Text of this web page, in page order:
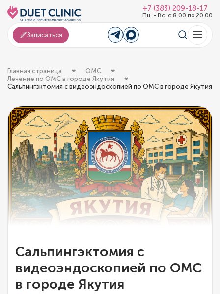
+7 (383) 209-18-17
Пн. - Вс. с 8.00 по 20.00
Записаться
Главная страница
ОМС
Лечение по ОМС в городе Якутия
Сальпингэктомия с видеоэндоскопией по ОМС в городе Якутия
Сальпингэктомия с
видеоэндоскопией по ОМС
в городе Якутия